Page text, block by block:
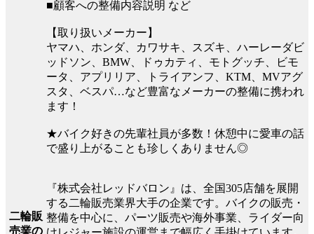
■顧客への整備内容説明 など
【取り扱いメーカー】
ヤマハ、ホンダ、カワサキ、スズキ、ハーレーダビ
ッドソン、BMW、ドゥカティ、モトグッチ、ビモ
ータ、アプリリア、トライアンフ、KTM、MVアグ
スタ、ベスパ…など豊富なメーカーの整備に携われ
ます！
★バイク好きの先輩社員が多数！休憩中に愛車の話
で盛り上がることも珍しくありません◎
二輪販
売業の
『株式会社レッドバロン』は、全国305店舗を展開
する二輪販売業界大手の企業です。バイクの販売・
整備を中心に、パーツ販売や海外事業、ライダー向